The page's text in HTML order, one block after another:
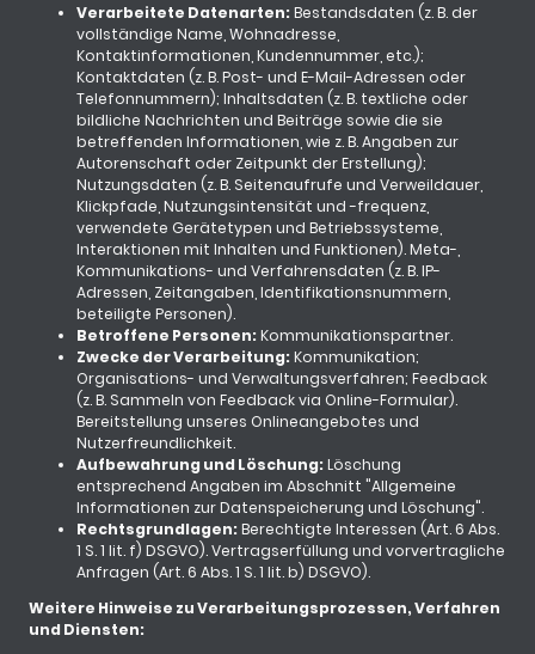
Verarbeitete Datenarten: Bestandsdaten (z. B. der
vollständige Name, Wohnadresse,
Kontaktinformationen, Kundennummer, etc.);
Kontaktdaten (z. B. Post- und E-Mail-Adressen oder
Telefonnummern); Inhaltsdaten (z. B. textliche oder
bildliche Nachrichten und Beiträge sowie die sie
betreffenden Informationen, wie z. B. Angaben zur
Autorenschaft oder Zeitpunkt der Erstellung);
Nutzungsdaten (z. B. Seitenaufrufe und Verweildauer,
Klickpfade, Nutzungsintensität und -frequenz,
verwendete Gerätetypen und Betriebssysteme,
Interaktionen mit Inhalten und Funktionen). Meta-,
Kommunikations- und Verfahrensdaten (z. B. IP-
Adressen, Zeitangaben, Identifikationsnummern,
beteiligte Personen).
Betroffene Personen: Kommunikationspartner.
Zwecke der Verarbeitung: Kommunikation;
Organisations- und Verwaltungsverfahren; Feedback
(z. B. Sammeln von Feedback via Online-Formular).
Bereitstellung unseres Onlineangebotes und
Nutzerfreundlichkeit.
Aufbewahrung und Löschung: Löschung
entsprechend Angaben im Abschnitt "Allgemeine
Informationen zur Datenspeicherung und Löschung".
Rechtsgrundlagen: Berechtigte Interessen (Art. 6 Abs.
1 S. 1 lit. f) DSGVO). Vertragserfüllung und vorvertragliche
Anfragen (Art. 6 Abs. 1 S. 1 lit. b) DSGVO).
Weitere Hinweise zu Verarbeitungsprozessen, Verfahren
und Diensten: